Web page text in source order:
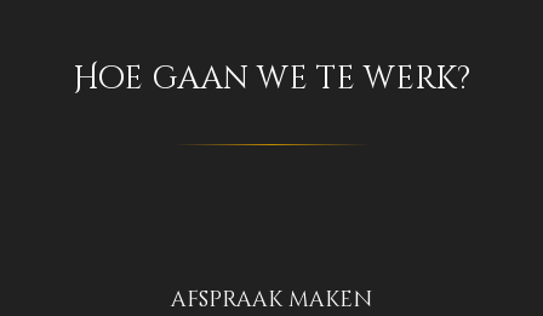
Hoe gaan we te werk?
afspraak maken